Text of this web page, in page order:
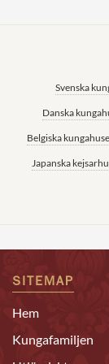
Svenska
Danska
Belgiska
Japanska
SITEMAP
Hem
Kungafamiljen